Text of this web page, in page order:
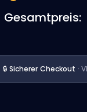
Gesamtpreis:
🔒 Sicherer Checkout ·